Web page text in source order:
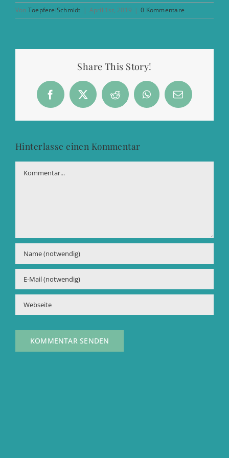
Von ToepfereiSchmidt | April 1st, 2019 | 0 Kommentare
Share This Story!
Facebook
X Reddit WhatsApp
E-
Mail
Hinterlasse einen Kommentar